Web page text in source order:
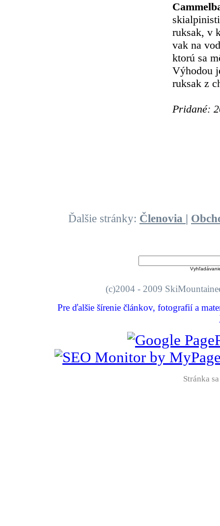
ruksak, v
vak na
ktorú sa
Výhodou
ruksak z
Pridané:
Ďalšie stránky: Členovia |
(c)2004 - 2009
Pre ďalšie šírenie článkov, fotografií a
Stránka